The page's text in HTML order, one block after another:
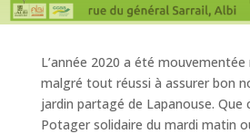
L’année 2020 a été
malgré tout réussi à assurer bon
jardin partagé de Lapanouse. Que
Potager solidaire du mardi matin